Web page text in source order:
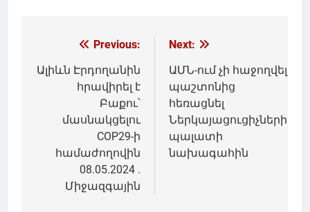
Գրառումների
նավարկումը
Previous:
Ալիևն Էրդողանին
հրավիրել է
Բաքու՝
մասնակցելու
COP29-ի
համաժողովին
08.05.2024 .
Միջազգային
Next:
ԱՄՆ-ում չի հաջողվել
պաշտոնից
հեռացնել
Ներկայացուցիչների
պալատի
նախագահին